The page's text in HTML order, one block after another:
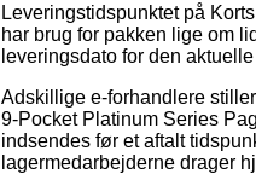
Leveringstidspunktet på
har brug for pakken lige om
leveringsdato for den
Adskillige e-forhandlere
9-Pocket Platinum Series
indsendes før et aftalt
lagermedarbejderne drager